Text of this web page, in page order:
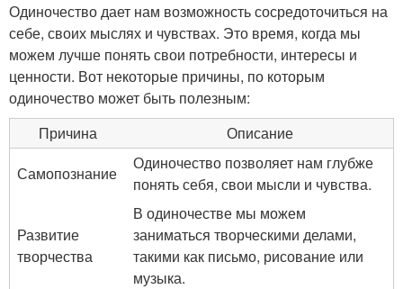
Одиночество дает нам возможность сосредоточиться на
себе, своих мыслях и чувствах. Это время, когда мы
можем лучше понять свои потребности, интересы и
ценности. Вот некоторые причины, по которым
одиночество может быть полезным:
Причина
Описание
Самопознание
Одиночество позволяет нам глубже
понять себя, свои мысли и чувства.
Развитие
творчества
В одиночестве мы можем
заниматься творческими делами,
такими как письмо, рисование или
музыка.